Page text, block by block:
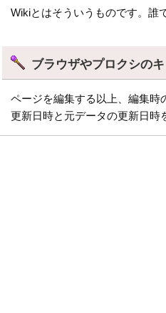
Wikiとはそういうものです。誰
ブラウザやプロクシの
ページを編集する以上、編集時
更新日時と元データの更新日時